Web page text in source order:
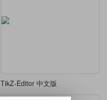
TikZ-Editor 中文版